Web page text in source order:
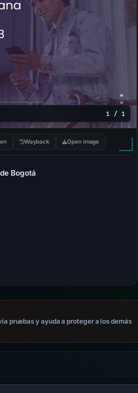
1 / 1
Wayback Open image
Bogotá
pruebas y ayuda a proteger a los demás